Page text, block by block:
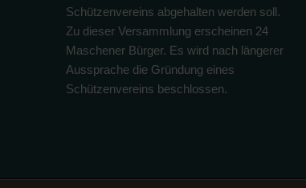
Schützenvereins abgehalten werden soll.
Zu dieser Versammlung erscheinen 24
Maschener Bürger. Es wird nach längerer
Aussprache die Gründung eines
Schützenvereins beschlossen.